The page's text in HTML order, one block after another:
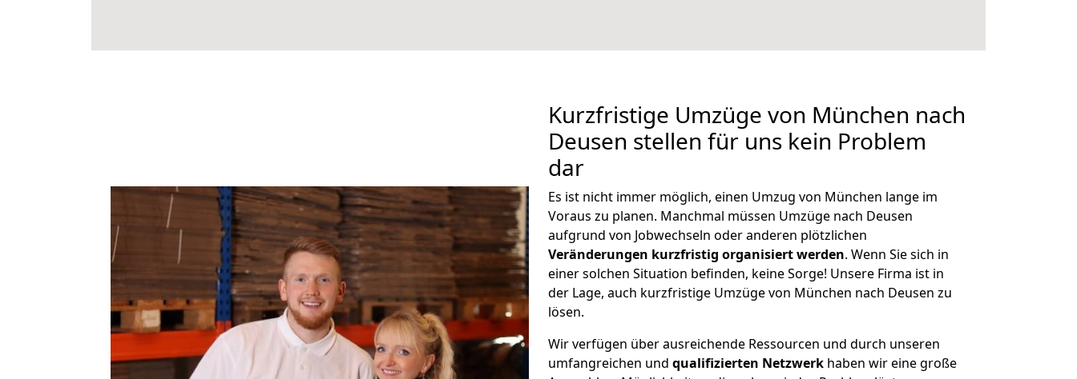
Kurzfristige Umzüge von München nach
Deusen stellen für uns kein Problem
dar
Es ist nicht immer möglich, einen Umzug von München lange im
Voraus zu planen. Manchmal müssen Umzüge nach Deusen
aufgrund von Jobwechseln oder anderen plötzlichen
Veränderungen kurzfristig organisiert werden. Wenn Sie sich in
einer solchen Situation befinden, keine Sorge! Unsere Firma ist in
der Lage, auch kurzfristige Umzüge von München nach Deusen zu
lösen.
Wir verfügen über ausreichende Ressourcen und durch unseren
umfangreichen und qualifizierten Netzwerk haben wir eine große